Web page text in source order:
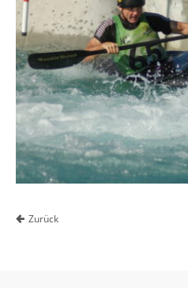
Zurück